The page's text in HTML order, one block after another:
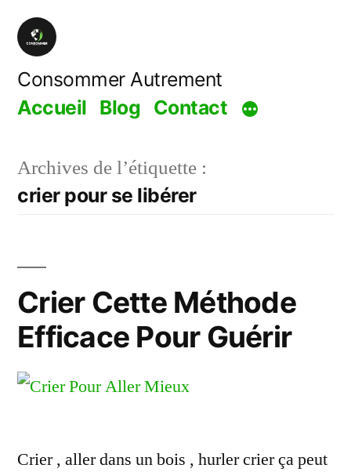
Aller
contenu
Consommer Autrement
Accueil Blog Contact
Archives de l’étiquette :
crier pour se libérer
Crier Cette Méthode
Efficace Pour Guérir
Crier , aller dans un bois , hurler crier ça peut